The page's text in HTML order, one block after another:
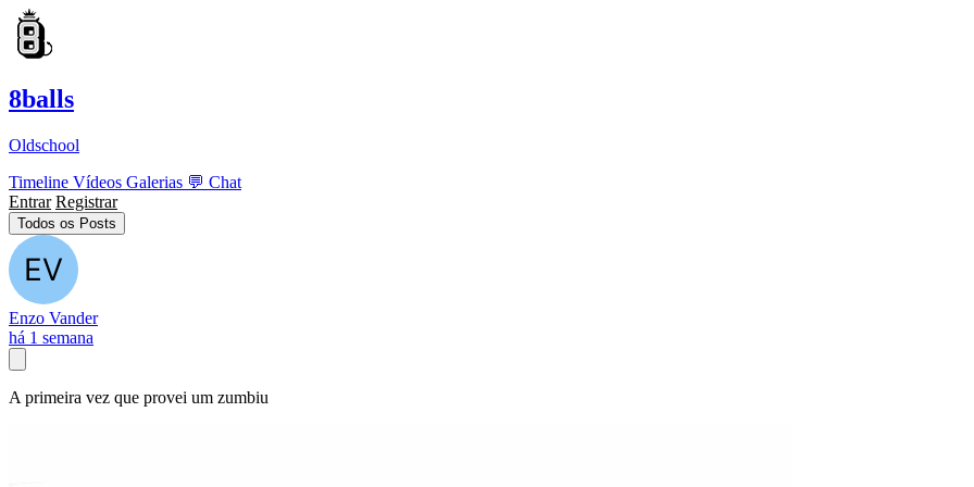
8balls
Oldschool
Timeline Vídeos Galerias 💬 Chat
Entrar Registrar
Todos os Posts
Enzo Vander
há 1 semana
A primeira vez que provei um zumbiu